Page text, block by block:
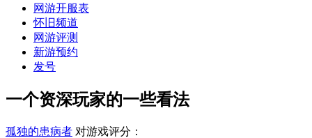
网游开服表
怀旧频道
网游评测
新游预约
发号
一个资深玩家的一些看法
孤独的患病者 对游戏评分：